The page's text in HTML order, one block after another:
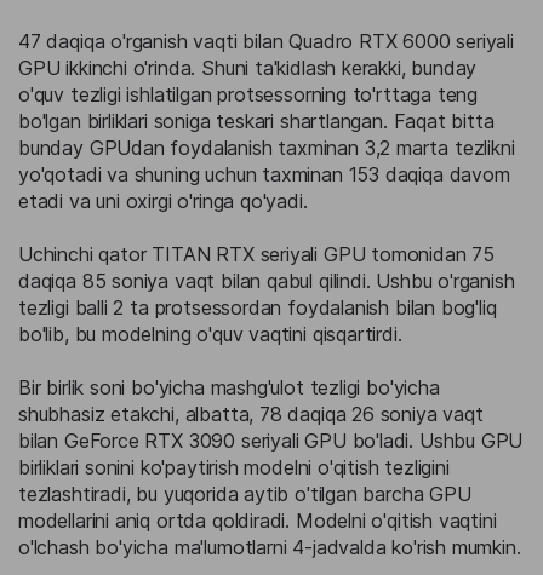
47 daqiqa o'rganish vaqti bilan Quadro RTX 6000 seriyali
GPU ikkinchi o'rinda. Shuni ta'kidlash kerakki, bunday
o'quv tezligi ishlatilgan protsessorning to'rttaga teng
bo'lgan birliklari soniga teskari shartlangan. Faqat bitta
bunday GPUdan foydalanish taxminan 3,2 marta tezlikni
yo'qotadi va shuning uchun taxminan 153 daqiqa davom
etadi va uni oxirgi o'ringa qo'yadi.
Uchinchi qator TITAN RTX seriyali GPU tomonidan 75
daqiqa 85 soniya vaqt bilan qabul qilindi. Ushbu o'rganish
tezligi balli 2 ta protsessordan foydalanish bilan bog'liq
bo'lib, bu modelning o'quv vaqtini qisqartirdi.
Bir birlik soni bo'yicha mashg'ulot tezligi bo'yicha
shubhasiz etakchi, albatta, 78 daqiqa 26 soniya vaqt
bilan GeForce RTX 3090 seriyali GPU bo'ladi. Ushbu GPU
birliklari sonini ko'paytirish modelni o'qitish tezligini
tezlashtiradi, bu yuqorida aytib o'tilgan barcha GPU
modellarini aniq ortda qoldiradi. Modelni o'qitish vaqtini
o'lchash bo'yicha ma'lumotlarni 4-jadvalda ko'rish mumkin.